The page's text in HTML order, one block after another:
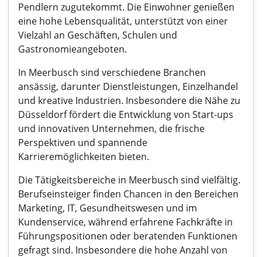
Pendlern zugutekommt. Die Einwohner genießen
eine hohe Lebensqualität, unterstützt von einer
Vielzahl an Geschäften, Schulen und
Gastronomieangeboten.
In Meerbusch sind verschiedene Branchen
ansässig, darunter Dienstleistungen, Einzelhandel
und kreative Industrien. Insbesondere die Nähe zu
Düsseldorf fördert die Entwicklung von Start-ups
und innovativen Unternehmen, die frische
Perspektiven und spannende
Karrieremöglichkeiten bieten.
Die Tätigkeitsbereiche in Meerbusch sind vielfältig.
Berufseinsteiger finden Chancen in den Bereichen
Marketing, IT, Gesundheitswesen und im
Kundenservice, während erfahrene Fachkräfte in
Führungspositionen oder beratenden Funktionen
gefragt sind. Insbesondere die hohe Anzahl von